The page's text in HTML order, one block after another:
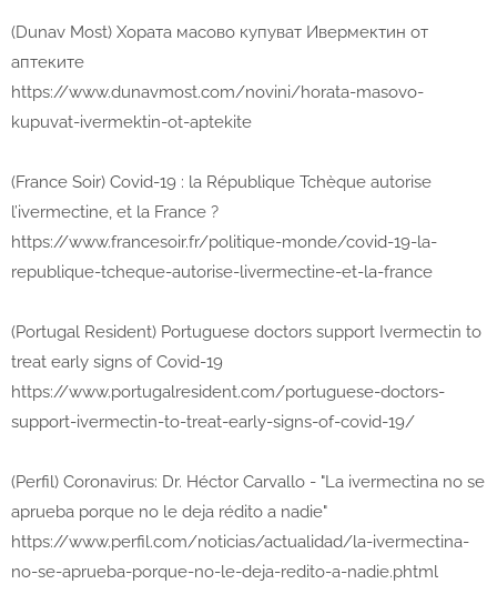
(Dunav Most) Хората масово купуват Ивермектин от
аптеките
https://www.dunavmost.com/novini/horata-masovo-
kupuvat-ivermektin-ot-aptekite
(France Soir) Covid-19 : la République Tchèque autorise
l’ivermectine, et la France ?
https://www.francesoir.fr/politique-monde/covid-19-la-
republique-tcheque-autorise-livermectine-et-la-france
(Portugal Resident) Portuguese doctors support Ivermectin to
treat early signs of Covid-19
https://www.portugalresident.com/portuguese-doctors-
support-ivermectin-to-treat-early-signs-of-covid-19/
(Perfil) Coronavirus: Dr. Héctor Carvallo - "La ivermectina no se
aprueba porque no le deja rédito a nadie"
https://www.perfil.com/noticias/actualidad/la-ivermectina-
no-se-aprueba-porque-no-le-deja-redito-a-nadie.phtml